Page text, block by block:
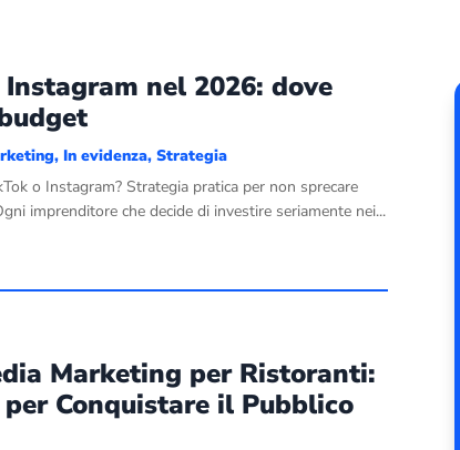
nel 2026: dove
,In evidenza,Strategia
o Instagram? Strategia pratica per non sprecare
imprenditore che decide di investire seriamente nei...
Marketing per Ristoranti:
Conquistare il Pubblico